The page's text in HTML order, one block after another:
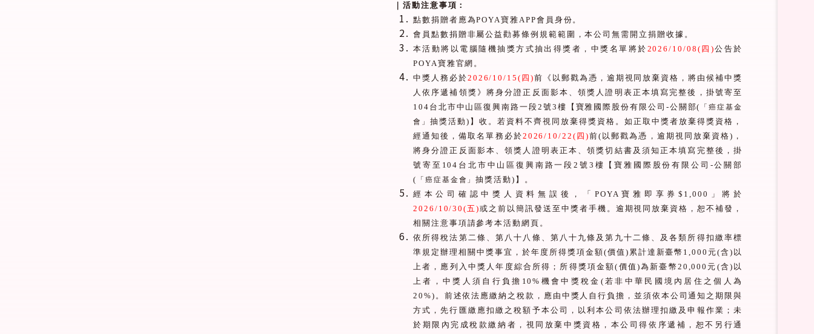
｜活動注意事項：
點數捐贈者應為POYA寶雅APP會員身份。
會員點數捐贈非屬公益勸募條例規範範圍，本公司無需開立捐贈收據。
本活動將以電腦隨機抽獎方式抽出得獎者，中獎名單將於 2026/10/08( 四 )公告於
POYA寶雅官網。
中獎人務必於2026/10/15( 四 )前《以郵戳為憑，逾期視同放棄資格，將由候補中獎
人依序遞補領獎》將身分證正反面影本、領獎人證明表正本填寫完整後，掛號寄至
104 台北市中山區復興南路一段2 號3 樓【寶雅國際股份有限公司 -公關部(
「癌症基金
會」抽獎活動) 】收。若資料不齊視同放棄得獎資格。如正取中獎者放棄得獎資格，
經通知後，備取名單務必於2026/10/22( 四)前( 以郵戳為憑，逾期視同放棄資格) ，
將身分證正反面影本、領獎人證明表正本、領獎切結書及須知正本填寫完整後，掛
號寄至 104 台北市中山區復興南路一段2 號 3 樓【寶雅國際股份有限公司 -公關部
(
「癌症基金會」抽獎活動) 】。
經本公司確認中獎人資料無誤後，「 POYA 寶雅即享券$1,000
」將於
2026/10/30(五)或之前以簡訊發送至中獎者手機。逾期視同放棄資格，恕不補發，
相關注意事項請參考本活動網頁。
依所得稅法第二條、第八十八條、第八十九條及第九十二條、及各類所得扣繳率標
準規定辦理相關中獎事宜，於年度所得獎項金額(價值 ) 累計達新臺幣 1,000 元(含) 以
上者，應列入中獎人年度綜合所得；所得獎項金額( 價值 )為新臺幣 20,000 元 (含 ) 以
上者，中獎人須自行負擔 10% 機會中獎稅金 ( 若非中華民國境內居住之個人為
20%) 。前述依法應繳納之稅款，應由中獎人自行負擔，並須依本公司通知之期限與
方式，先行匯繳應扣繳之稅額予本公司，以利本公司依法辦理扣繳及申報作業；未
於期限內完成稅款繳納者，視同放棄中獎資格，本公司得依序遞補，恕不另行通